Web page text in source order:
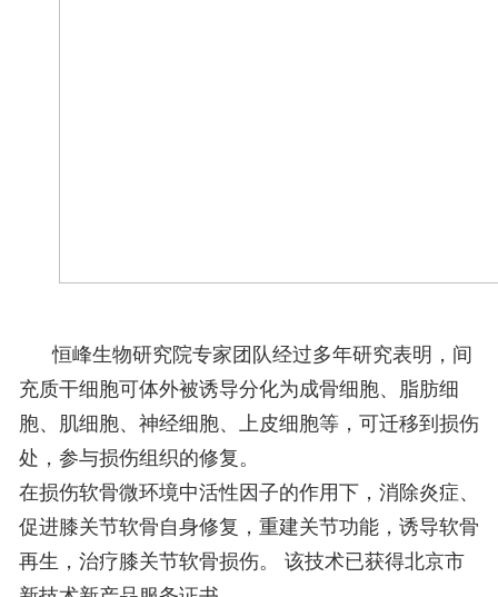
恒峰生物研究院专家团队经过多年研究表明，间
充质干细胞可体外被诱导分化为成骨细胞、脂肪细
胞、肌细胞、神经细胞、上皮细胞等，可迁移到损伤
处，参与损伤组织的修复。
在损伤软骨微环境中活性因子的作用下，消除炎症、
促进膝关节软骨自身修复，重建关节功能，诱导软骨
再生，治疗膝关节软骨损伤。 该技术已获得北京市